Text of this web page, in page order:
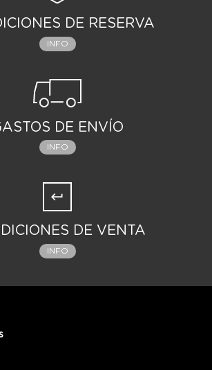
DE RESERVA
INFO
DE ENVÍO
INFO
DE VENTA
INFO